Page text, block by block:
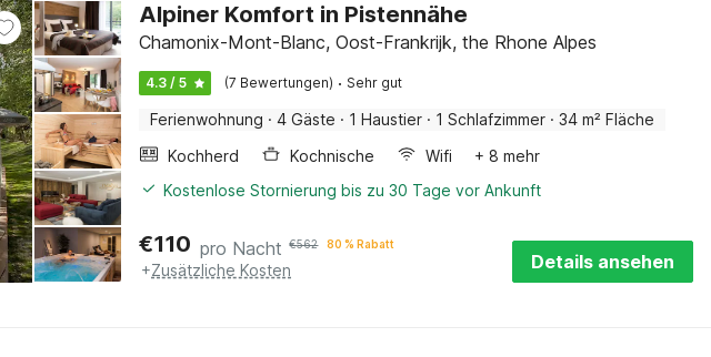
Alpiner Komfort in Pistennähe
Chamonix-Mont-Blanc, Oost-Frankrijk, the Rhone Alpes
4.3 / 5 (7 Bewertungen) · Sehr gut
Ferienwohnung · 4 Gäste · 1 Haustier · 1 Schlafzimmer · 34 m² Fläche
Kochherd
Kochnische Wifi
+ 8 mehr
Kostenlose Stornierung bis zu 30 Tage vor Ankunft
€110 pro Nacht €562 80 % Rabatt
+Zusätzliche Kosten Details ansehen